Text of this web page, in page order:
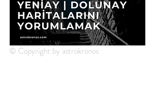
© Copyright by astrokronos